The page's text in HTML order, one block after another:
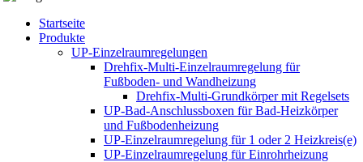
Startseite
Produkte
UP-Einzelraumregelungen
Drehfix-Multi-Einzelraumregelung für
Fußboden- und Wandheizung
Drehfix-Multi-Grundkörper mit Regelsets
UP-Bad-Anschlussboxen für Bad-Heizkörper
und Fußbodenheizung
UP-Einzelraumregelung für 1 oder 2 Heizkreis(e)
UP-Einzelraumregelung für Einrohrheizung